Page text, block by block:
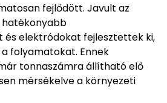
fejlődött. Javult az
hatékonyabb
elektródokat fejlesztettek ki,
folyamatokat. Ennek
tonnaszámra állítható elő
mérsékelve a környezeti